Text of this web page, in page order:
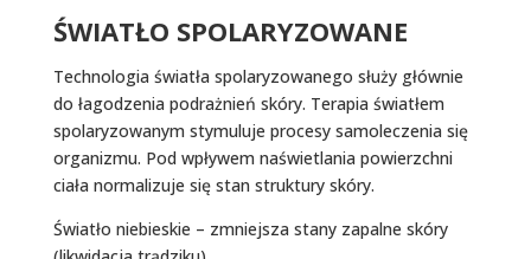
ŚWIATŁO SPOLARYZOWANE
Technologia światła spolaryzowanego służy głównie
do łagodzenia podrażnień skóry. Terapia światłem
spolaryzowanym stymuluje procesy samoleczenia się
organizmu. Pod wpływem naświetlania powierzchni
ciała normalizuje się stan struktury skóry.
Światło niebieskie – zmniejsza stany zapalne skóry